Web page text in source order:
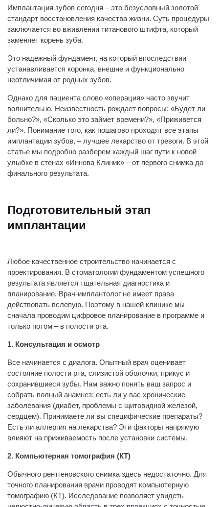
Имплантация зубов сегодня – это безусловный золотой
стандарт восстановления качества жизни. Суть процедуры
заключается во вживлении титанового штифта, который
заменяет корень зуба.
Это надежный фундамент, на который впоследствии
устанавливается коронка, внешне и функционально
неотличимая от родных зубов.
Однако для пациента слово «операция» часто звучит
волнительно. Неизвестность рождает вопросы: «Будет ли
больно?», «Сколько это займет времени?», «Приживется
ли?». Понимание того, как пошагово проходят все этапы
имплантации зубов, – лучшее лекарство от тревоги. В этой
статье мы подробно разберем каждый шаг пути к новой
улыбке в стенах «Иннова Клиник» – от первого снимка до
финального результата.
Подготовительный этап
имплантации
Любое качественное строительство начинается с
проектирования. В стоматологии фундаментом успешного
результата является тщательная диагностика и
планирование. Врач-имплантолог не имеет права
действовать вслепую. Поэтому в нашей клинике мы
сначала проводим цифровое планирование в программе и
только потом – в полости рта.
1. Консультация и осмотр
Все начинается с диалога. Опытный врач оценивает
состояние полости рта, слизистой оболочки, прикус и
сохранившиеся зубы. Нам важно понять ваш запрос и
собрать полный анамнез: есть ли у вас хронические
заболевания (диабет, проблемы с щитовидной железой,
сердцем). Принимаете ли вы специфические препараты?
Есть ли аллергия на лекарства? Эти факторы напрямую
влияют на приживаемость после установки системы.
2. Компьютерная томография (КТ)
Обычного рентгеновского снимка здесь недостаточно. Для
точного планирования врачи проводят компьютерную
томографию (КТ). Исследование позволяет увидеть